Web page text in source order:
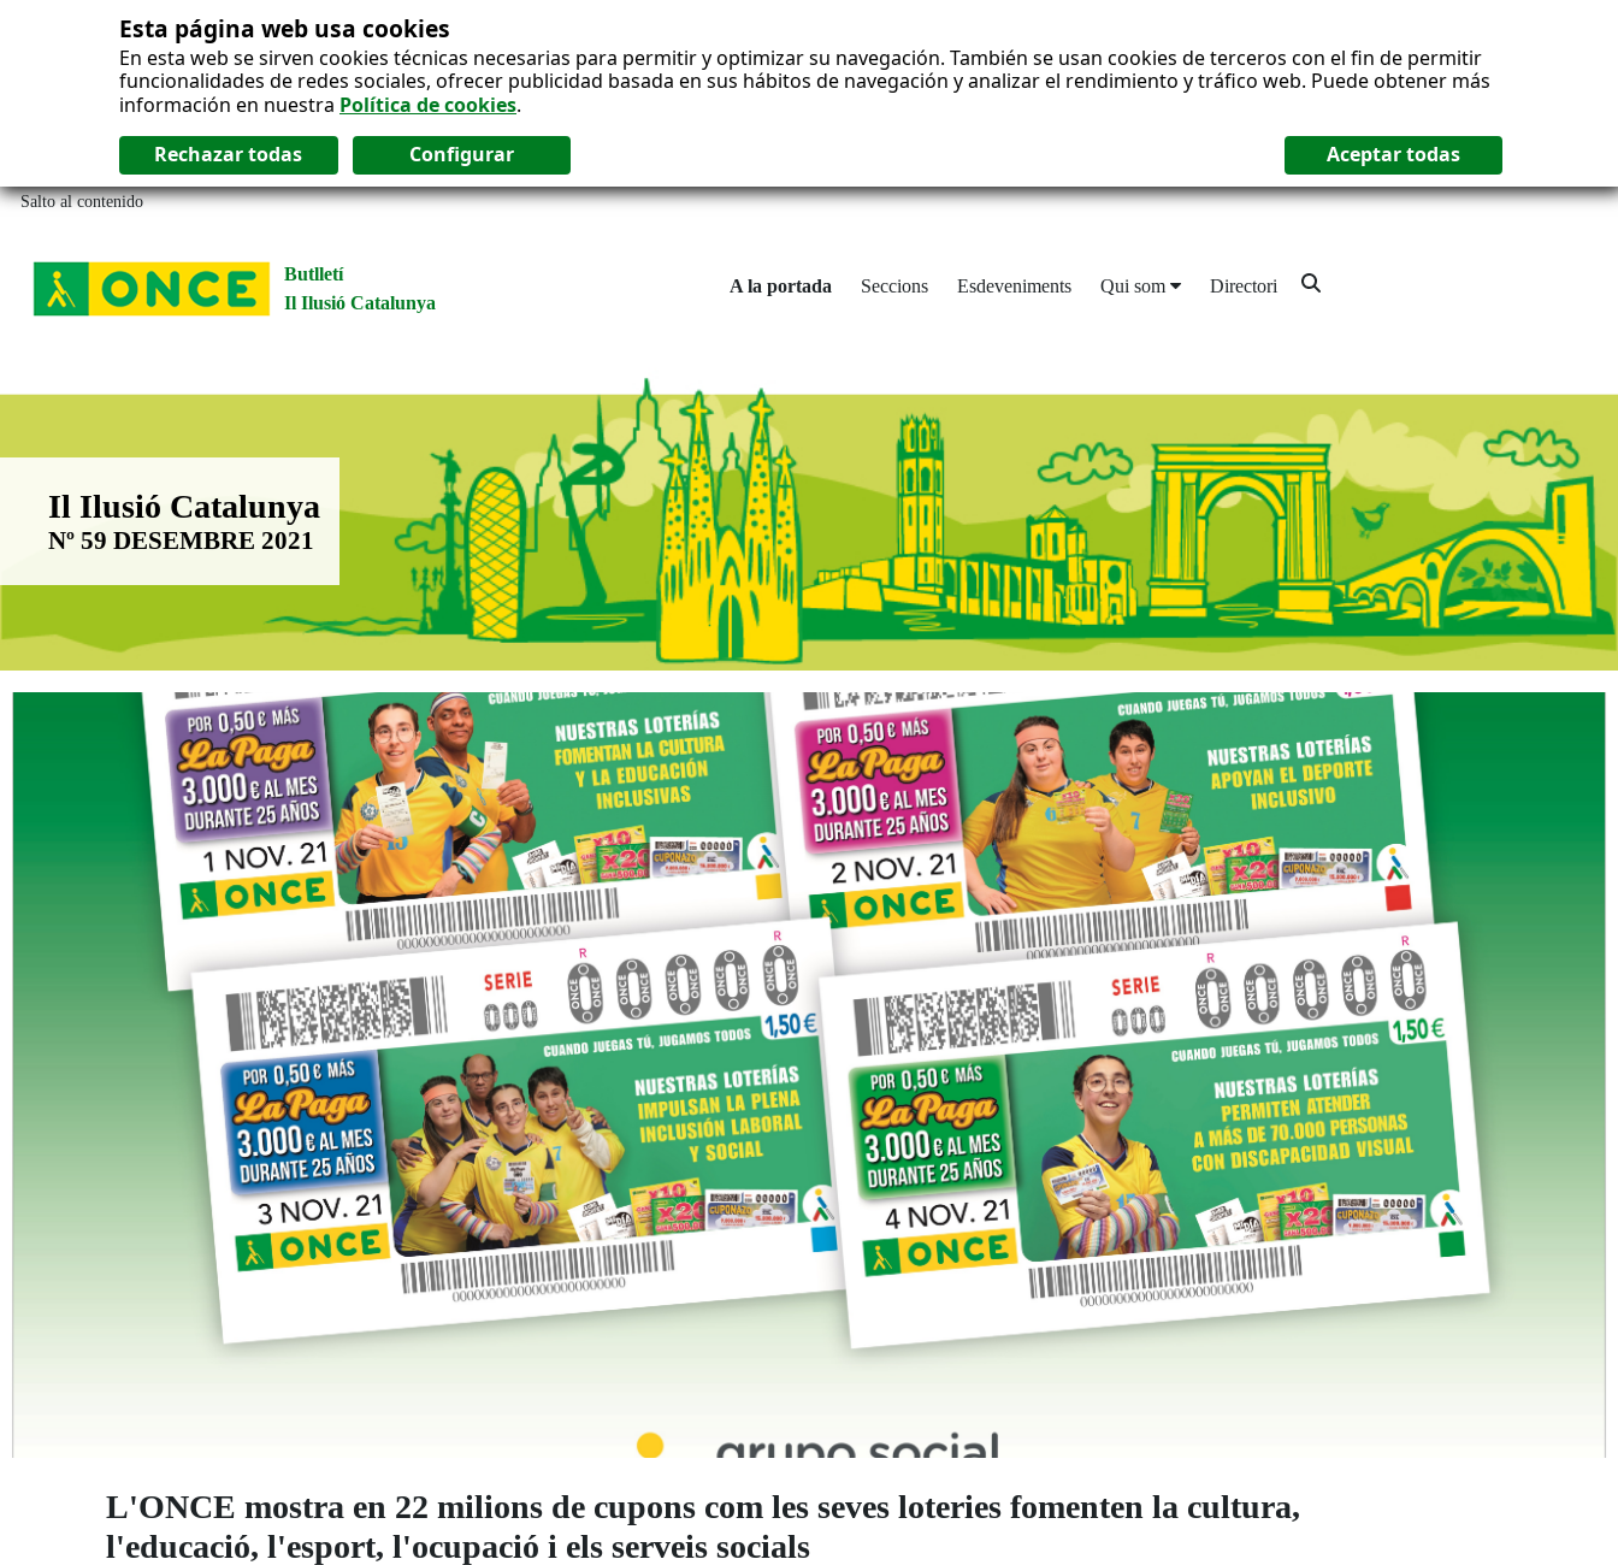
Esta página web usa cookies
En esta web se sirven cookies técnicas necesarias para permitir y optimizar su navegación. También se usan cookies de terceros con el fin de permitir
funcionalidades de redes sociales, ofrecer publicidad basada en sus hábitos de navegación y analizar el rendimiento y tráfico web. Puede obtener más
información en nuestra Política de cookies.
Salto al contenido
Butlletí
Il Ilusió Catalunya
A la portada Seccions Esdeveniments Qui som Directori
Boletín Il·lusió Catalunya
Il Ilusió Catalunya
Nº 59 DESEMBRE 2021
Boletín Il·lusió Catalunya - A la portada
L'ONCE mostra en 22 milions de cupons com les seves loteries fomenten la cultura,
l'educació, l'esport, l'ocupació i els serveis socials